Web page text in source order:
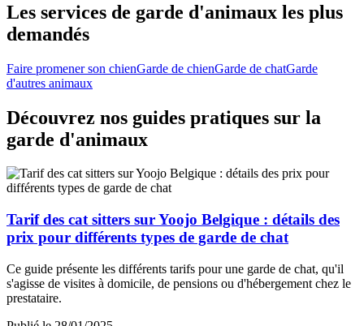
Les services de garde d'animaux les plus
demandés
Faire promener son chienGarde de chienGarde de chatGarde
d'autres animaux
Découvrez nos guides pratiques sur la
garde d'animaux
Tarif des cat sitters sur Yoojo Belgique : détails des
prix pour différents types de garde de chat
Ce guide présente les différents tarifs pour une garde de chat, qu'il
s'agisse de visites à domicile, de pensions ou d'hébergement chez le
prestataire.